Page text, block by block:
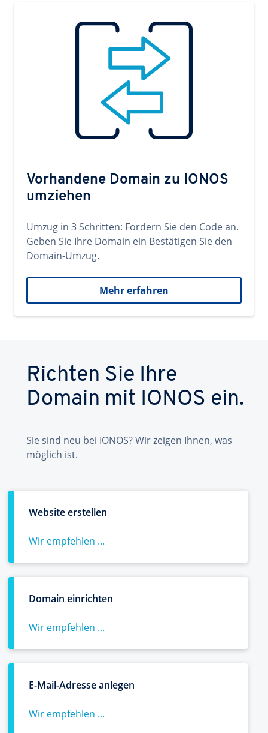
Vorhandene Domain zu IONOS
umziehen
Umzug in 3 Schritten: Fordern Sie den Code an.
Geben Sie Ihre Domain ein Bestätigen Sie den
Domain-Umzug.
Mehr erfahren
Richten Sie Ihre
Domain mit IONOS ein.
Sie sind neu bei IONOS? Wir zeigen Ihnen, was
möglich ist.
Website erstellen
Wir empfehlen ...
Domain einrichten
Wir empfehlen ...
E-Mail-Adresse anlegen
Wir empfehlen ...